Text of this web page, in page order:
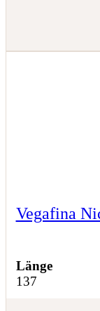
Vegafina
Länge
137